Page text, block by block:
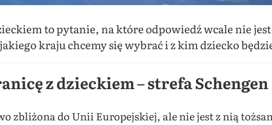
to pytanie, na które odpowiedź wcale nie
kraju chcemy się wybrać i z kim dziecko
z dzieckiem – strefa Schengen
zbliżona do Unii Europejskiej, ale nie jest z nią